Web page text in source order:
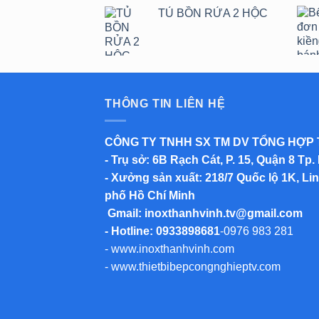
TỦ BỒN RỬA 2 HỘC
THÔNG TIN LIÊN HỆ
CÔNG TY TNHH SX TM DV TỔNG HỢP
- Trụ sở: 6B Rạch Cát, P. 15, Quận 8
- Xưởng sản xuất: 218/7 Quốc lộ 1K,
phố Hồ Chí Minh
Gmail: inoxthanhvinh.tv@gmail.com
- Hotline: 0933898681-0976 983 281
- www.inoxthanhvinh.com
- www.thietbibepcongnghieptv.com